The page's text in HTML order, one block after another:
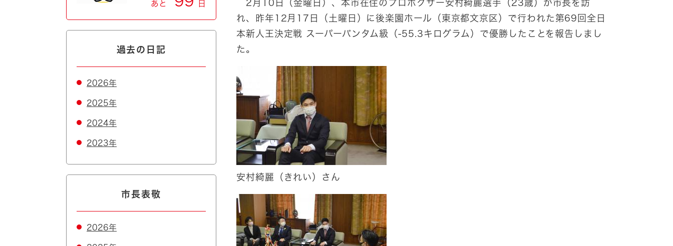
2月10日（金曜日）、本市在住のプロボクサー安村綺麗選手（23歳）が市長を訪
れ、昨年12月17日（土曜日）に後楽園ホール（東京都文京区）で行われた第69回全日
本新人王決定戦 スーパーバンタム級（-55.3キログラム）で優勝したことを報告しまし
た。
安村綺麗（きれい）さん
あと 日
過去の日記
2026年
2025年
2024年
2023年
市長表敬
2026年